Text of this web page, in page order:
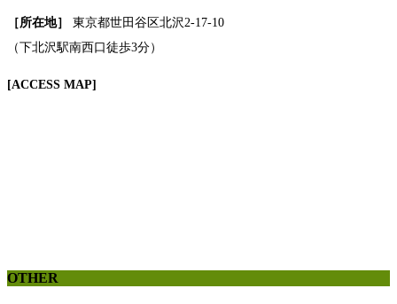
［所在地］
東京都世田谷区北沢2-17-10
（下北沢駅南西口徒歩3分）
[ACCESS MAP]
OTHER